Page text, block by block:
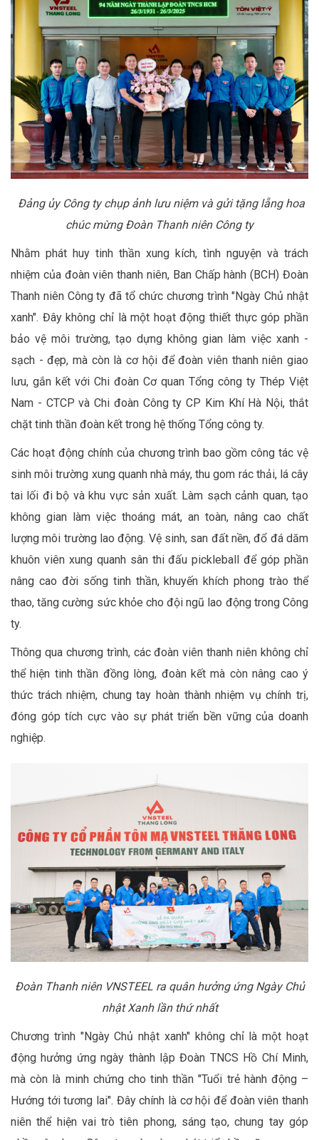
Đảng ủy Công ty chụp ảnh lưu niệm và gửi tặng lẵng hoa
chúc mừng Đoàn Thanh niên Công ty
Nhằm phát huy tinh thần xung kích, tình nguyện và trách
nhiệm của đoàn viên thanh niên, Ban Chấp hành (BCH) Đoàn
Thanh niên Công ty đã tổ chức chương trình "Ngày Chủ nhật
xanh". Đây không chỉ là một hoạt động thiết thực góp phần
bảo vệ môi trường, tạo dựng không gian làm việc xanh -
sạch - đẹp, mà còn là cơ hội để đoàn viên thanh niên giao
lưu, gắn kết với Chi đoàn Cơ quan Tổng công ty Thép Việt
Nam - CTCP và Chi đoàn Công ty CP Kim Khí Hà Nội, thắt
chặt tinh thần đoàn kết trong hệ thống Tổng công ty.
Các hoạt động chính của chương trình bao gồm công tác vệ
sinh môi trường xung quanh nhà máy, thu gom rác thải, lá cây
tai lối đi bộ và khu vực sản xuất. Làm sạch cảnh quan, tạo
không gian làm việc thoáng mát, an toàn, nâng cao chất
lượng môi trường lao động. Vệ sinh, san đất nền, đổ đá dăm
khuôn viên xung quanh sân thi đấu pickleball để góp phần
nâng cao đời sống tinh thần, khuyến khích phong trào thể
thao, tăng cường sức khỏe cho đội ngũ lao động trong Công
ty.
Thông qua chương trình, các đoàn viên thanh niên không chỉ
thể hiện tinh thần đồng lòng, đoàn kết mà còn nâng cao ý
thức trách nhiệm, chung tay hoàn thành nhiệm vụ chính trị,
đóng góp tích cực vào sự phát triển bền vững của doanh
nghiệp.
Đoàn Thanh niên VNSTEEL ra quân hưởng ứng Ngày Chủ
nhật Xanh lần thứ nhất
Chương trình "Ngày Chủ nhật xanh" không chỉ là một hoạt
động hưởng ứng ngày thành lập Đoàn TNCS Hồ Chí Minh,
mà còn là minh chứng cho tinh thần "Tuổi trẻ hành động –
Hướng tới tương lai". Đây chính là cơ hội để đoàn viên thanh
niên thể hiện vai trò tiên phong, sáng tạo, chung tay góp